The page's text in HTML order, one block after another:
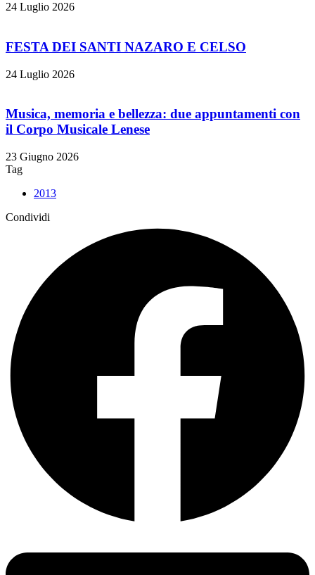
24 Luglio 2026
FESTA DEI SANTI NAZARO E CELSO
24 Luglio 2026
Musica, memoria e bellezza: due appuntamenti con
il Corpo Musicale Lenese
23 Giugno 2026
Tag
2013
Condividi